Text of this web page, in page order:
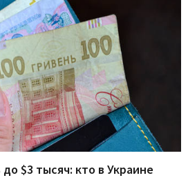
$3 тысяч: кто в Украине